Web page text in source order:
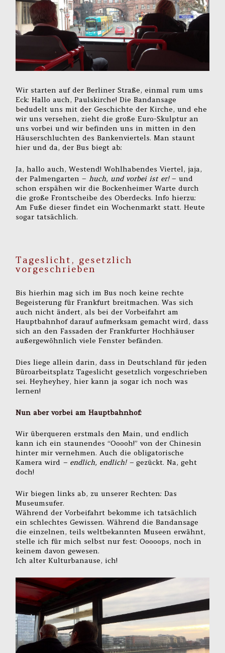
Wir starten auf der Berliner Straße, einmal rum ums
Eck: Hallo auch, Paulskirche! Die Bandansage
bedudelt uns mit der Geschichte der Kirche, und ehe
wir uns versehen, zieht die große Euro-Skulptur an
uns vorbei und wir befinden uns in mitten in den
Häuserschluchten des Bankenviertels. Man staunt
hier und da, der Bus biegt ab:
Ja, hallo auch, Westend! Wohlhabendes Viertel, jaja,
der Palmengarten –huch, und vorbei ist er!– und
schon erspähen wir die Bockenheimer Warte durch
die große Frontscheibe des Oberdecks. Info hierzu:
Am Fuße dieser findet ein Wochenmarkt statt. Heute
sogar tatsächlich.
Tageslicht, gesetzlich
vorgeschrieben
Bis hierhin mag sich im Bus noch keine rechte
Begeisterung für Frankfurt breitmachen. Was sich
auch nicht ändert, als bei der Vorbeifahrt am
Hauptbahnhof darauf aufmerksam gemacht wird, dass
sich an den Fassaden der Frankfurter Hochhäuser
außergewöhnlich viele Fenster befänden.
Dies liege allein darin, dass in Deutschland für jeden
Büroarbeitsplatz Tageslicht gesetzlich vorgeschrieben
sei. Heyheyhey, hier kann ja sogar ich noch was
lernen!
Nun aber vorbei am Hauptbahnhof:
Wir überqueren erstmals den Main, und endlich
kann ich ein staunendes “Ooooh!” von der Chinesin
hinter mir vernehmen. Auch die obligatorische
Kamera wird – endlich, endlich! – gezückt. Na, geht
doch!
Wir biegen links ab, zu unserer Rechten: Das
Museumsufer.
Während der Vorbeifahrt bekomme ich tatsächlich
ein schlechtes Gewissen. Während die Bandansage
die einzelnen, teils weltbekannten Museen erwähnt,
stelle ich für mich selbst nur fest: Ooooops, noch in
keinem davon gewesen.
Ich alter Kulturbanause, ich!